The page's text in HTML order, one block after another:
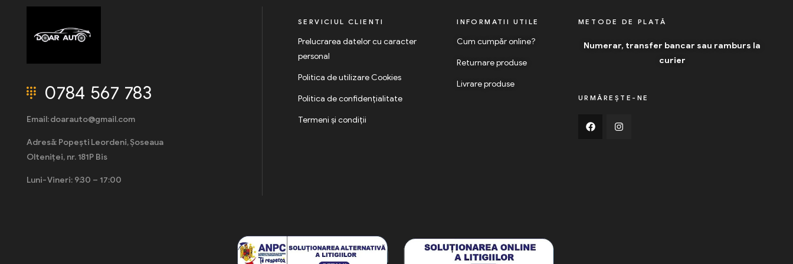
0784 567 783
Email: doarauto@gmail.com
Adresă: Popești Leordeni, Șoseaua
Olteniței, nr. 181P Bis
Luni- Vineri: 9:30 – 17:00
SERVICIUL CLIENTI
Prelucrarea datelor cu caracter
personal
Politica de utilizare Cookies
Politica de confidențialitate
Termeni și condiții
INFORMATII UTILE
Cum cumpăr online?
Returnare produse
Livrare produse
METODE DE PLATĂ
Numerar, transfer bancar sau ramburs la
curier
URMĂREȘTE-NE